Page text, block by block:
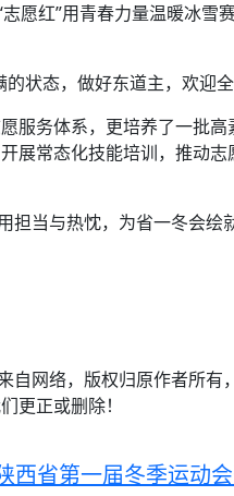
愿红”用青春力量温暖冰
状态，做好东道主，欢迎
务体系，更培养了一批
展常态化技能培训，推动
当与热忱，为省一冬会绘
自网络，版权归原作者所
更正或删除！
省第一届冬季运动